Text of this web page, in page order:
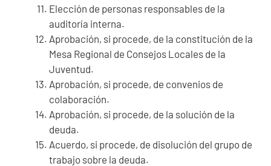
Elección de personas responsables de la
auditoría interna.
Aprobación, si procede, de la constitución de la
Mesa Regional de Consejos Locales de la
Juventud.
Aprobación, si procede, de convenios de
colaboración.
Aprobación, si procede, de la solución de la
deuda.
Acuerdo, si procede, de disolución del grupo de
trabajo sobre la deuda.